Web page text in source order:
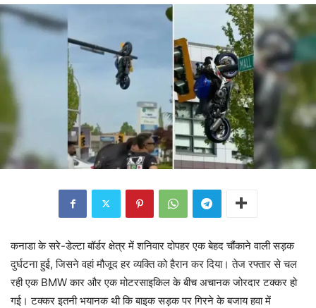
कनाडा के सरे-डेल्टा बॉर्डर क्षेत्र में शनिवार दोपहर एक बेहद चौंकाने वाली सड़क
दुर्घटना हुई, जिसने वहां मौजूद हर व्यक्ति को हैरान कर दिया। तेज रफ्तार से चल
रही एक BMW कार और एक मोटरसाइकिल के बीच अचानक जोरदार टक्कर हो
गई। टक्कर इतनी भयानक थी कि बाइक सड़क पर गिरने के बजाय हवा में